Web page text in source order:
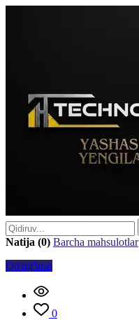
Natija (0) Barcha mahsulotlar
Qo'ng'iroq
0